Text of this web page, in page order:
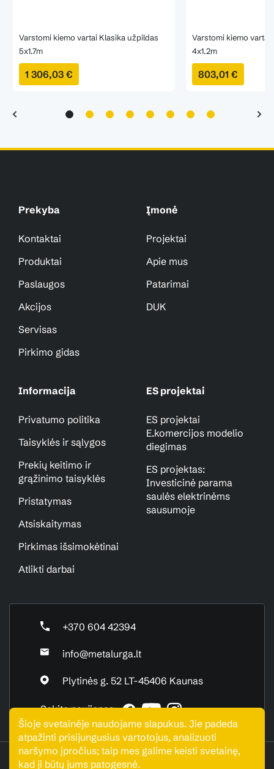
Varstomi kiemo vartai Klasika užpildas
5x1.7m
1 306,03 €
Varstomi kiemo vartai
4x1.2m
803,01 €
+370 604 42394
info@metalurga.lt
Plytinės g. 52 LT-45406 Kaunas
Sekite naujienas:
Šioje svetainėje naudojame slapukus. Jie padeda
atpažinti prisijungusius vartotojus, analizuoti
naršymo įpročius; taip mes galime keisti svetainę,
kad ji būtų jums patogesnė.
Prekyba
Kontaktai
Produktai
Paslaugos
Akcijos
Servisas
Pirkimo gidas
Įmonė
Projektai
Apie mus
Patarimai
DUK
Informacija
Privatumo politika
Taisyklės ir sąlygos
Prekių keitimo ir
grąžinimo taisyklės
Pristatymas
Atsiskaitymas
Pirkimas išsimokėtinai
Atlikti darbai
ES projektai
ES projektai
E.komercijos modelio
diegimas
ES projektas:
Investicinė parama
saulės elektrinėms
sausumoje
UAB "Metalurga". Visos teisės saugomos © 2026